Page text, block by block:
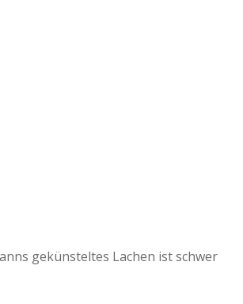
gekünsteltes Lachen ist schwer